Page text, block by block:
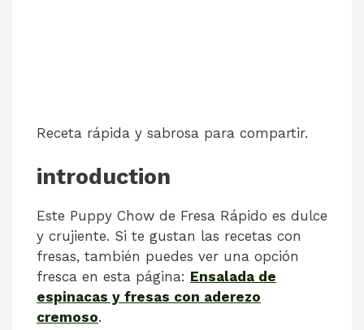
Receta rápida y sabrosa para compartir.
introduction
Este Puppy Chow de Fresa Rápido es dulce
y crujiente. Si te gustan las recetas con
fresas, también puedes ver una opción
fresca en esta página: Ensalada de
espinacas y fresas con aderezo
cremoso.